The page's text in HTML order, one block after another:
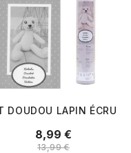
- PLASSARD
DOUDOU LAPIN ÉCRU
8,99 €
13,99 €